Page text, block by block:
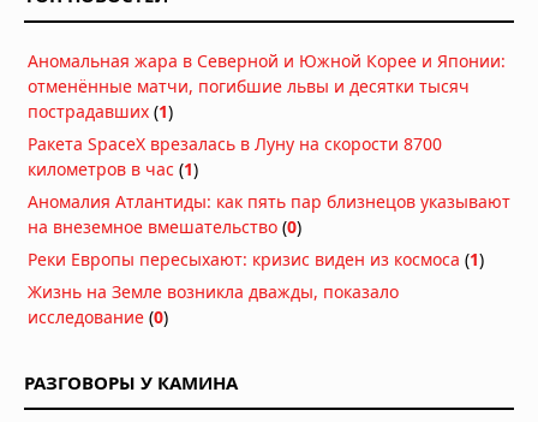
Астероиды: не хаос, а порядок,
выстроенный за миллиарды лет
Как солнечный ветер лишил Марс
атмосферы: физический механизм
раскрыт
04.08.2026 в 10:00
Марсоход обнаружил загадочное
поле «кожи окаменевшего дракона»
на Марсе
которое ждало своего часа десять
лет
Аномальная жара в Северной и Южной Корее и Японии:
отменённые матчи, погибшие львы и десятки тысяч
пострадавших (1)
Ракета SpaceX врезалась в Луну на скорости 8700
километров в час (1)
Аномалия Атлантиды: как пять пар близнецов указывают
на внеземное вмешательство (0)
Реки Европы пересыхают: кризис виден из космоса (1)
Жизнь на Земле возникла дважды, показало
исследование (0)
РАЗГОВОРЫ У КАМИНА